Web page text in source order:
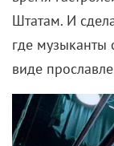
Штатам. И
где музыканты
виде